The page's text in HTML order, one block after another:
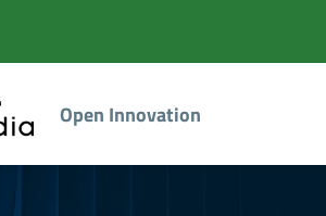
Open Innovation